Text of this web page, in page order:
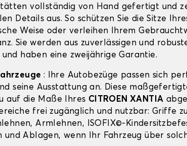
vollständig von Hand gefertigt und
Details aus. So schützen Sie die Sitze
Weise oder verleihen Ihrem
Sie werden aus zuverlässigen und
haben eine zweijährige Garantie.
: Ihre Autobezüge passen sich
seine Ausstattung an. Diese
auf die Maße Ihres CITROEN XANTIA
frei zugänglich und nutzbar: Griffe
Armlehnen, ISOFIX©-
und Ablagen, wenn Ihr Fahrzeug über